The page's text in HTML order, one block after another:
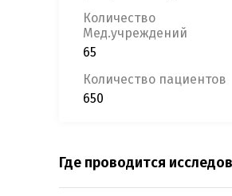
Количество
Мед.учреждений
65
Количество пациентов
650
Где проводится